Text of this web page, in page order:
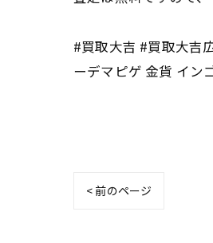
#買取大吉 #買取大吉
ーデマピゲ 金貨 イン
< 前のページ